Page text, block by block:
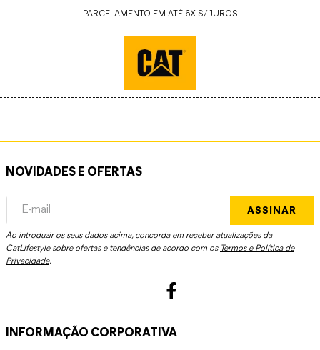
PARCELAMENTO EM ATÉ 6X S/ JUROS
NOVIDADES E OFERTAS
ASSINAR
Ao introduzir os seus dados acima, concorda em receber atualizações da
CatLifestyle sobre ofertas e tendências de acordo com os Termos e Política de
Privacidade.
INFORMAÇÃO CORPORATIVA